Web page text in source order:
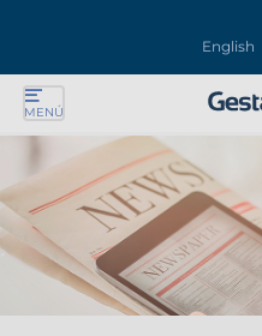
English
MENÚ